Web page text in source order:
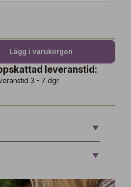
Lägg i varukorgen
leveranstid:
3 - 7 dgr